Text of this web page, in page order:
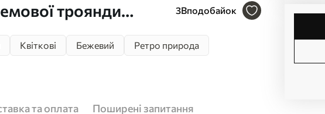
троянди
3Вподобайок
Квіткові Бежевий
Ретро природа
та оплата Поширені запитання